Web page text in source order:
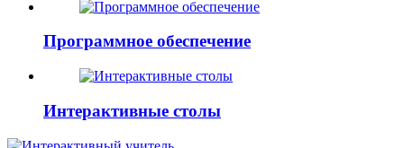
Программное обеспечение
Интерактивные столы